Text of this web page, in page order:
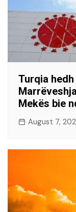
Turqia
Mekës bie
August 7,